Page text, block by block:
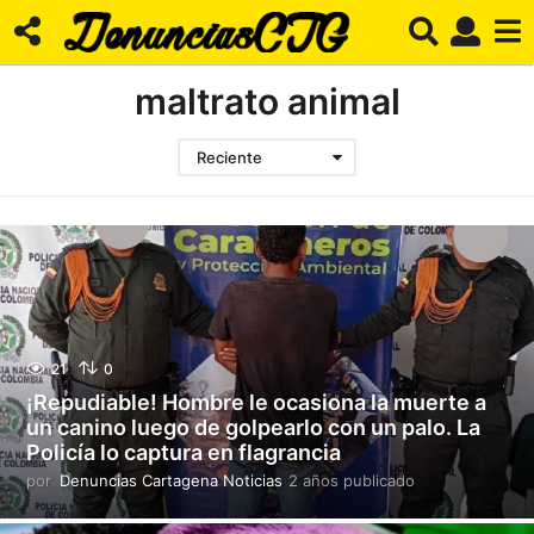
maltrato animal
Reciente
21 0
¡Repudiable! Hombre le ocasiona la muerte a
un canino luego de golpearlo con un palo. La
Policía lo captura en flagrancia
por Denuncias Cartagena Noticias 2 años publicado
ñ